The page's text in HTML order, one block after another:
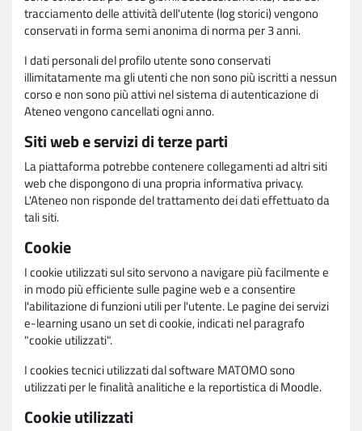
tracciamento delle attività dell'utente (log storici) vengono
conservati in forma semi anonima di norma per 3 anni.
I dati personali del profilo utente sono conservati
illimitatamente ma gli utenti che non sono più iscritti a nessun
corso e non sono più attivi nel sistema di autenticazione di
Ateneo vengono cancellati ogni anno.
Siti web e servizi di terze parti
La piattaforma potrebbe contenere collegamenti ad altri siti
web che dispongono di una propria informativa privacy.
L'Ateneo non risponde del trattamento dei dati effettuato da
tali siti.
Cookie
I cookie utilizzati sul sito servono a navigare più facilmente e
in modo più efficiente sulle pagine web e a consentire
l'abilitazione di funzioni utili per l'utente. Le pagine dei servizi
e-learning usano un set di cookie, indicati nel paragrafo
"cookie utilizzati".
I cookies tecnici utilizzati dal software MATOMO sono
utilizzati per le finalità analitiche e la reportistica di Moodle.
Cookie utilizzati